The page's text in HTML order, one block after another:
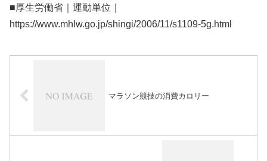
■厚生労働省｜運動単位｜
https://www.mhlw.go.jp/shingi/2006/11/s1109-5g.html
マラソン競技の消費カロリー